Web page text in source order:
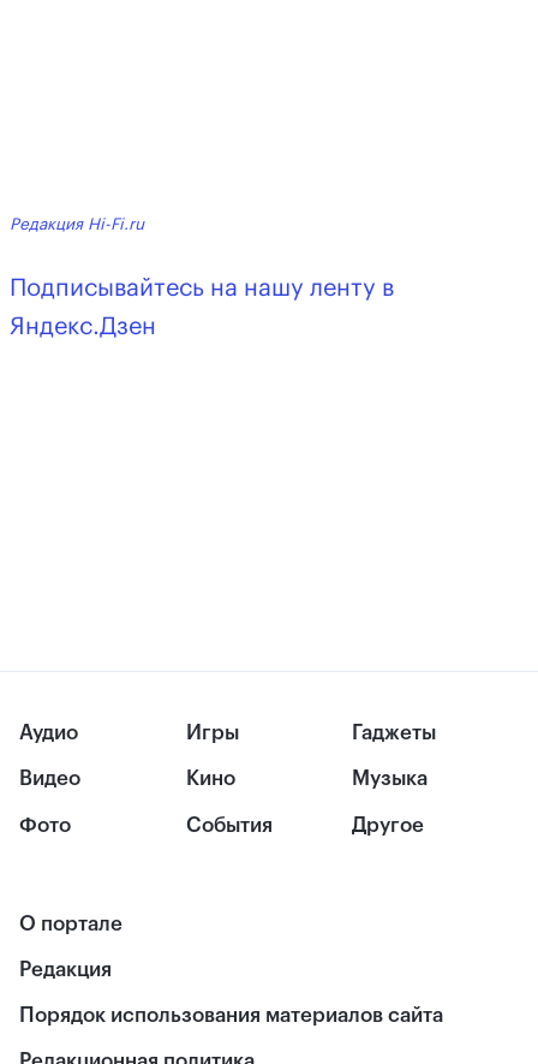
Редакция Hi-Fi.ru
Подписывайтесь на нашу ленту в
Яндекс.Дзен
Аудио
Видео
Фото
Игры
Кино
События
Гаджеты
Музыка
Другое
О портале
Редакция
Порядок использования материалов сайта